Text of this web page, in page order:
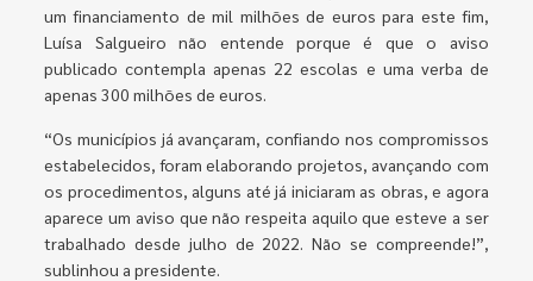
um financiamento de mil milhões de euros para este fim,
Luísa Salgueiro não entende porque é que o aviso
publicado contempla apenas 22 escolas e uma verba de
apenas 300 milhões de euros.
“Os municípios já avançaram, confiando nos compromissos
estabelecidos, foram elaborando projetos, avançando com
os procedimentos, alguns até já iniciaram as obras, e agora
aparece um aviso que não respeita aquilo que esteve a ser
trabalhado desde julho de 2022. Não se compreende!”,
sublinhou a presidente.